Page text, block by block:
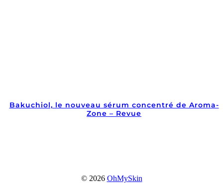
Bakuchiol, le nouveau sérum concentré de Aroma-
Zone – Revue
© 2026 OhMySkin